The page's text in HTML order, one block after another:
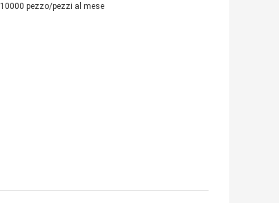
10000 pezzo/pezzi al mese